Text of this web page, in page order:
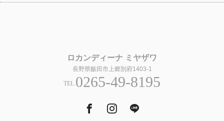
ロカンディーナ ミヤザワ
長野県飯田市上郷別府1403-1
TEL.0265-49-8195
FacebookInstagram